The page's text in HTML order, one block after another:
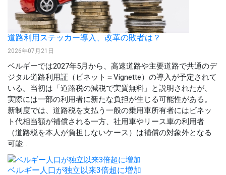
道路利用ステッカー導入、改革の敗者は？
2026年07月21日
ベルギーでは2027年5月から、高速道路や主要道路で共通のデ
ジタル道路利用証（ビネット＝Vignette）の導入が予定されて
いる。当初は「道路税の減税で実質無料」と説明されたが、
実際には一部の利用者に新たな負担が生じる可能性がある。
新制度では、道路税を支払う一般の乗用車所有者にはビネッ
ト代相当額が補償される一方、社用車やリース車の利用者
（道路税を本人が負担しないケース）は補償の対象外となる
可能...
ベルギー人口が独立以来3倍超に増加